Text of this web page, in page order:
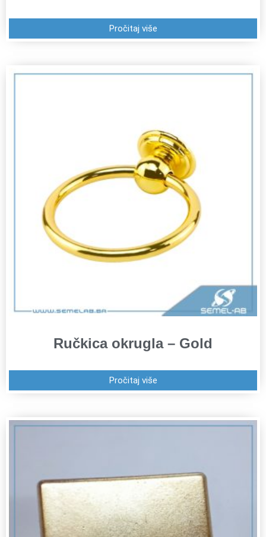
Pročitaj više
Ručkica okrugla – Gold
Pročitaj više